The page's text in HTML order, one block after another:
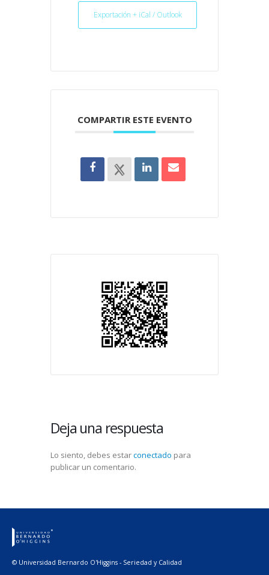
Exportación + iCal / Outlook
COMPARTIR ESTE EVENTO
Deja una respuesta
Lo siento, debes estarconectado para
publicar un comentario.
© Universidad Bernardo O'Higgins - Seriedad y Calidad